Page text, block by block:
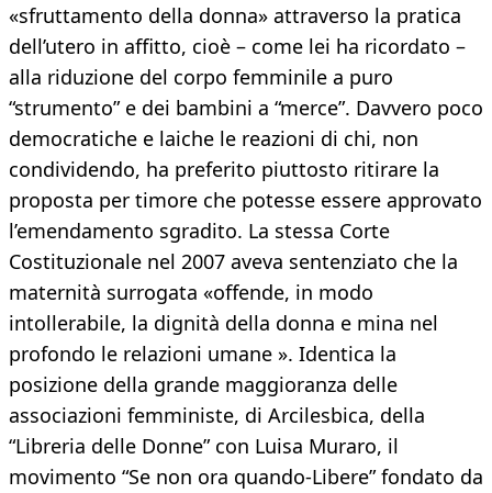
«sfruttamento della donna» attraverso la pratica
dell’utero in affitto, cioè – come lei ha ricordato –
alla riduzione del corpo femminile a puro
“strumento” e dei bambini a “merce”. Davvero poco
democratiche e laiche le reazioni di chi, non
condividendo, ha preferito piuttosto ritirare la
proposta per timore che potesse essere approvato
l’emendamento sgradito. La stessa Corte
Costituzionale nel 2007 aveva sentenziato che la
maternità surrogata «offende, in modo
intollerabile, la dignità della donna e mina nel
profondo le relazioni umane ». Identica la
posizione della grande maggioranza delle
associazioni femministe, di Arcilesbica, della
“Libreria delle Donne” con Luisa Muraro, il
movimento “Se non ora quando-Libere” fondato da